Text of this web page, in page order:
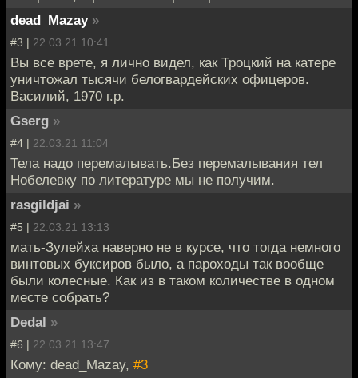
dead_Mazay »
#3 | 22.03.21 10:41
Вы все врете, я лично видел, как Троцкий на катере
уничтожал тысячи белогвардейских офицеров.
Василий, 1970 г.р.
Gserg »
#4 | 22.03.21 11:04
Тела надо перемалывать.Без перемалывания тел
Нобелевку по литературе мы не получим.
rasgildjai »
#5 | 22.03.21 13:13
мать-Зулейха наверно не в курсе, что тогда немного
винтовых буксиров было, а пароходы так вообще
были колесные. Как из в таком количестве в одном
месте собрать?
Dedal »
#6 | 22.03.21 13:47
Кому: dead_Mazay, #3